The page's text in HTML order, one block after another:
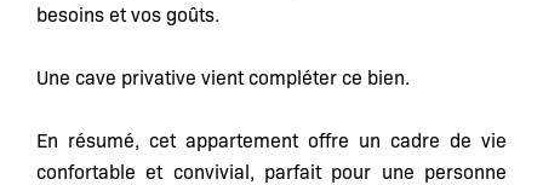
besoins et vos goûts.
Une cave privative vient compléter ce bien.
En résumé, cet appartement offre un cadre de vie
confortable et convivial, parfait pour une personne